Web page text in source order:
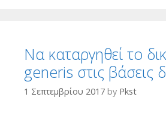
Να καταργηθεί το
generis στις βάσεις
1 Σεπτεμβρίου 2017 by Pkst